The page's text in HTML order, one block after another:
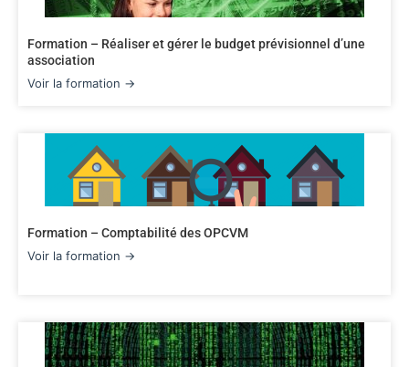
Formation – Réaliser et gérer le budget prévisionnel d’une
association
Voir la formation →
Formation – Comptabilité des OPCVM
Voir la formation →